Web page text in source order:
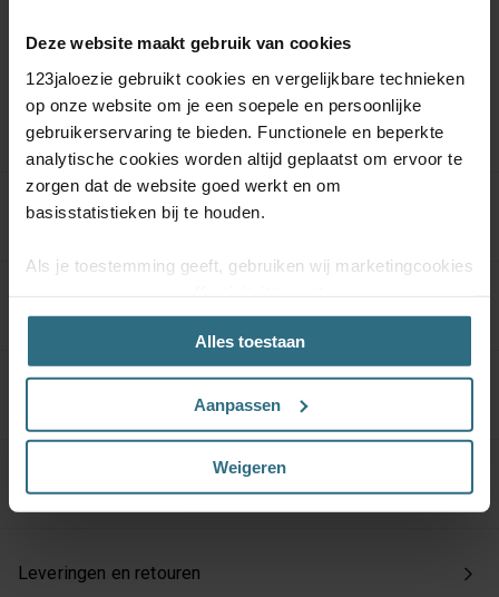
Deze website maakt gebruik van cookies
123jaloezie gebruikt cookies en vergelijkbare technieken
op onze website om je een soepele en persoonlijke
gebruikerservaring te bieden. Functionele en beperkte
analytische cookies worden altijd geplaatst om ervoor te
zorgen dat de website goed werkt en om
basisstatistieken bij te houden.
Als je toestemming geeft, gebruiken wij marketingcookies
(prestatiegerichte marketingcookies) en content op jouw
voorkeuren af te stemmen (advertentie- en
socialmediacookies). Deze cookies kunnen we inzetten
voor advertentie personalisaties. Met deze cookies
kunnen wij en derde partijen uw gedrag op onze website
onze cookie- en privacyverklaring.
we enkel de functionele en beperkte analytische cookies
Alles toestaan
Aanpassen
Weigeren
Meer informatie
Product specificaties
Leveringen en retouren